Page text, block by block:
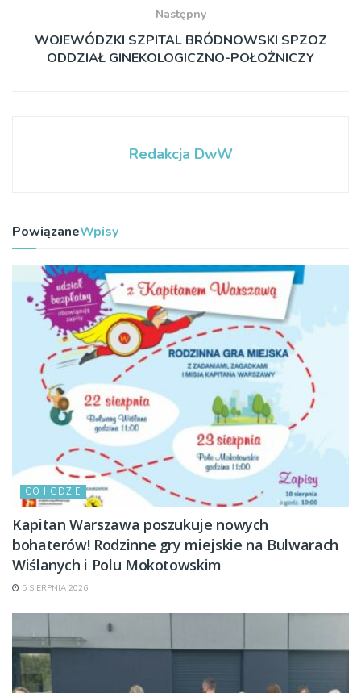
Następny
WOJEWÓDZKI SZPITAL BRÓDNOWSKI SPZOZ
ODDZIAŁ GINEKOLOGICZNO-POŁOŻNICZY
Redakcja DwW
PowiązaneWpisy
CO I GDZIE
Kapitan Warszawa poszukuje nowych
bohaterów! Rodzinne gry miejskie na Bulwarach
Wiślanych i Polu Mokotowskim
5 SIERPNIA 2026